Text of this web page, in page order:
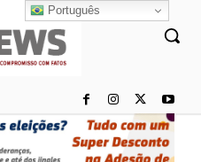
Português